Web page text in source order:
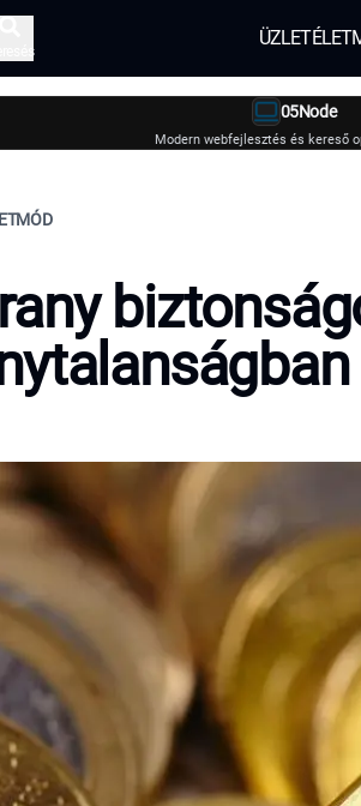
ÜZLET
05Node
Modern webfejlesztés és kereső